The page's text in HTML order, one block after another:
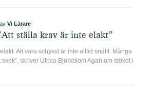
Vi Lärare
ställa krav är inte elakt”
Att vara schysst är inte alltid snällt. Många
skriver Ulrica Björkblom Agah om stöket i